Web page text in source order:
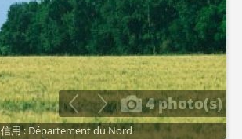
4 photo(s)
信用 : Département du Nord